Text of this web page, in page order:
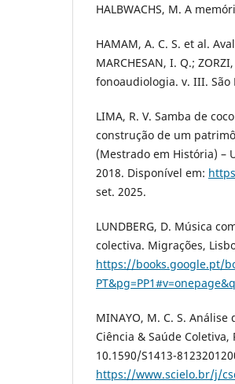
HALBWACHS, M. A
HAMAM, A. C. S. et al.
MARCHESAN, I. Q.;
fonoaudiologia. v. III. São
LIMA, R. V. Samba de
construção de um
(Mestrado em História) –
2018. Disponível em:
set. 2025.
LUNDBERG, D. Música
colectiva. Migrações,
https://books.google.pt/
MINAYO, M. C. S.
Ciência & Saúde Coletiva,
10.1590/S1413-
https://www.scielo.br/j/